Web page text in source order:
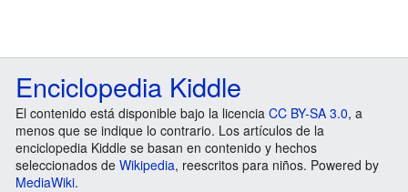
Enciclopedia Kiddle
El contenido está disponible bajo la licencia CC BY-SA 3.0, a
menos que se indique lo contrario. Los artículos de la
enciclopedia Kiddle se basan en contenido y hechos
seleccionados de Wikipedia, reescritos para niños. Powered by
MediaWiki.